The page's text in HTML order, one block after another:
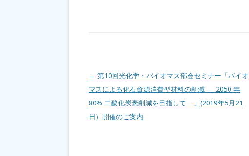
投稿ナビゲーション
← 第10回光化学・バイオマス部会セミナー「バイオ
マスによる化石資源消費型材料の削減 — 2050 年
80% 二酸化炭素削減を目指して—」(2019年5月21
日）開催のご案内